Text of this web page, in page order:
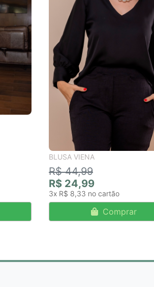
BLUSA VIENA
R$ 44,99
R$ 24,99
3x R$ 8,33
Comprar